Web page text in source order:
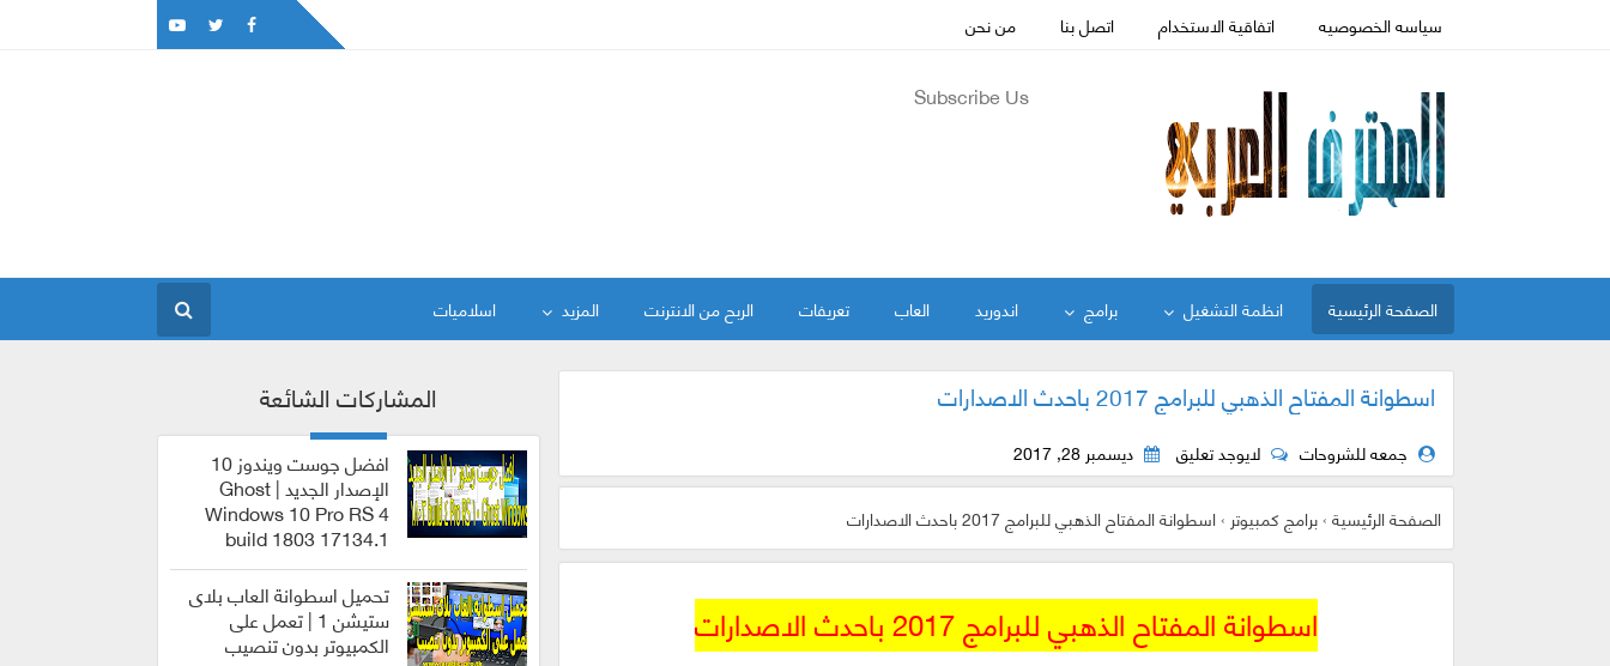
سياسه الخصوصيه اتفاقية الاستخدام اتصل بنا من نحن
Subscribe Us
الصفحة الرئيسية انظمة التشغيل برامج اندوريد العاب تعريفات الربح من الانترنت المزيد اسلاميات
اسطوانة المفتاح الذهبي للبرامج 2017 باحدث الاصدارات
جمعه للشروحات لايوجد تعليق ديسمبر 28, 2017
الصفحة الرئيسية›برامج كمبيوتر›اسطوانة المفتاح الذهبي للبرامج 2017 باحدث الاصدارات
اسطوانة المفتاح الذهبي للبرامج 2017 باحدث الاصدارات
المشاركات الشائعة
انظمة
التشغيل
افضل جوست ويندوز 10
الإصدار الجديد | Ghost
Windows 10 Pro RS 4
build 1803 17134.1
تحميل اسطوانة العاب بلاى
ستيشن 1 | تعمل على
الكمبيوتر بدون تنصيب